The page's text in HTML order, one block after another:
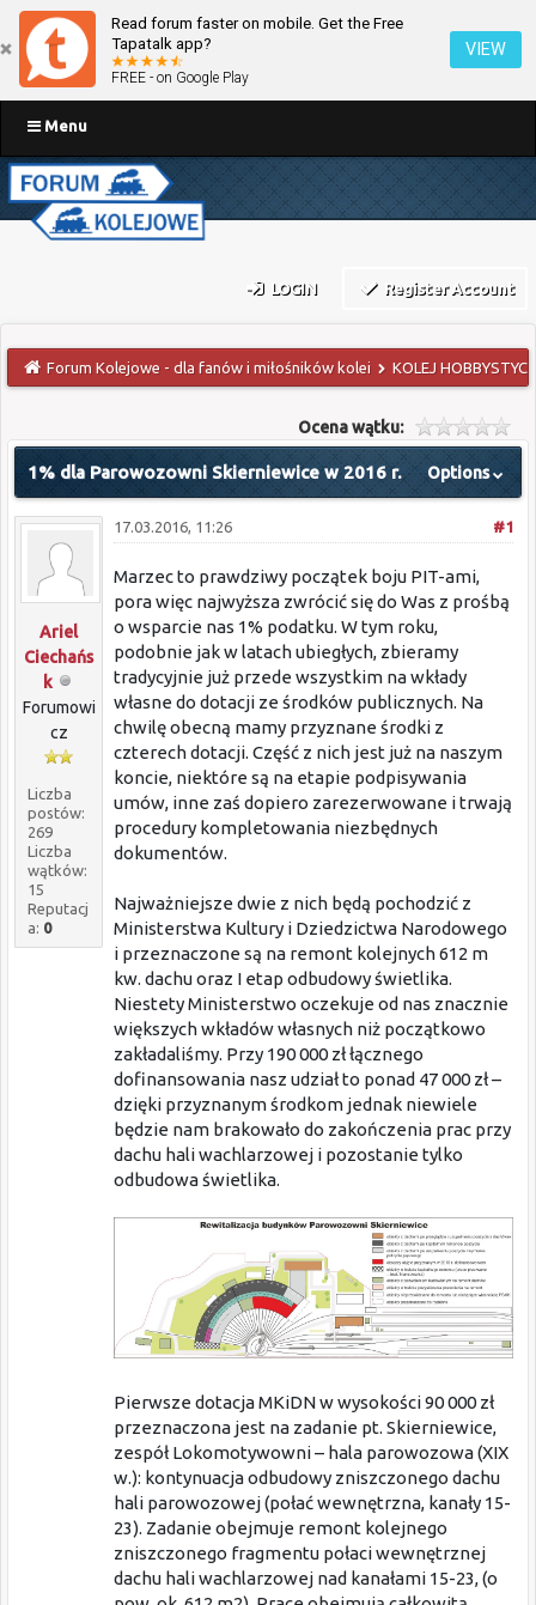
Read forum faster on mobile. Get the Free
Tapatalk app?
FREE - on Google Play
VIEW
Menu
LOGIN Register Account
Forum Kolejowe - dla fanów i miłośników kolei KOLEJ
Ocena wątku:
Options
1% dla Parowozowni Skierniewice w 2016 r.
Ariel
Ciechańs
k
Forumowi
cz
Liczba
postów:
269
Liczba
wątków:
15
Reputacj
a: 0
#1
17.03.2016, 11:26
Marzec to prawdziwy początek boju PIT-ami,
pora więc najwyższa zwrócić się do Was z prośbą
o wsparcie nas 1% podatku. W tym roku,
podobnie jak w latach ubiegłych, zbieramy
tradycyjnie już przede wszystkim na wkłady
własne do dotacji ze środków publicznych. Na
chwilę obecną mamy przyznane środki z
czterech dotacji. Część z nich jest już na naszym
koncie, niektóre są na etapie podpisywania
umów, inne zaś dopiero zarezerwowane i trwają
procedury kompletowania niezbędnych
dokumentów.
Najważniejsze dwie z nich będą pochodzić z
Ministerstwa Kultury i Dziedzictwa Narodowego
i przeznaczone są na remont kolejnych 612 m
kw. dachu oraz I etap odbudowy świetlika.
Niestety Ministerstwo oczekuje od nas znacznie
większych wkładów własnych niż początkowo
zakładaliśmy. Przy 190 000 zł łącznego
dofinansowania nasz udział to ponad 47 000 zł –
dzięki przyznanym środkom jednak niewiele
będzie nam brakowało do zakończenia prac przy
dachu hali wachlarzowej i pozostanie tylko
odbudowa świetlika.
Pierwsze dotacja MKiDN w wysokości 90 000 zł
przeznaczona jest na zadanie pt. Skierniewice,
zespół Lokomotywowni – hala parowozowa (XIX
w.): kontynuacja odbudowy zniszczonego dachu
hali parowozowej (połać wewnętrzna, kanały 15-
23). Zadanie obejmuje remont kolejnego
zniszczonego fragmentu połaci wewnętrznej
dachu hali wachlarzowej nad kanałami 15-23, (o